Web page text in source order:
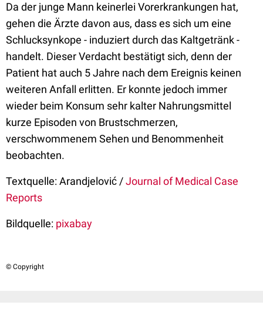
Da der junge Mann keinerlei Vorerkrankungen hat,
gehen die Ärzte davon aus, dass es sich um eine
Schlucksynkope - induziert durch das Kaltgetränk -
handelt. Dieser Verdacht bestätigt sich, denn der
Patient hat auch 5 Jahre nach dem Ereignis keinen
weiteren Anfall erlitten. Er konnte jedoch immer
wieder beim Konsum sehr kalter Nahrungsmittel
kurze Episoden von Brustschmerzen,
verschwommenem Sehen und Benommenheit
beobachten.
Textquelle: Arandjelović /Journal of Medical Case
Reports
Bildquelle: pixabay
© Copyright